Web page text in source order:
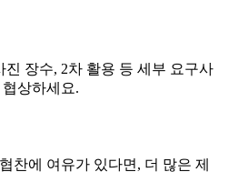
장수, 2차 활용 등 세부 요구사
상하세요.
찬에 여유가 있다면, 더 많은 제